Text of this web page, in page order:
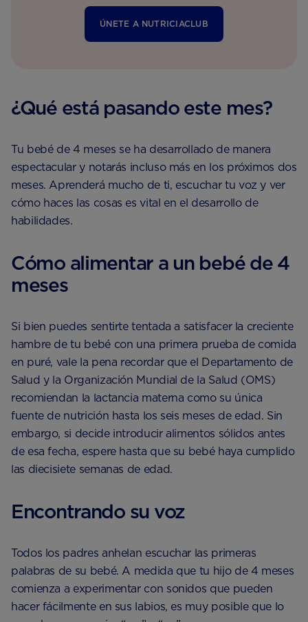
ÚNETE A NUTRICIACLUB
¿Qué está pasando este mes?
Tu bebé de 4 meses se ha desarrollado de manera
espectacular y notarás incluso más en los próximos dos
meses. Aprenderá mucho de ti, escuchar tu voz y ver
cómo haces las cosas es vital en el desarrollo de
habilidades.
Cómo alimentar a un bebé de 4
meses
Si bien puedes sentirte tentada a satisfacer la creciente
hambre de tu bebé con una primera prueba de comida
en puré, vale la pena recordar que el Departamento de
Salud y la Organización Mundial de la Salud (OMS)
recomiendan la lactancia materna como su única
fuente de nutrición hasta los seis meses de edad. Sin
embargo, si decide introducir alimentos sólidos antes
de esa fecha, espere hasta que su bebé haya cumplido
las diecisiete semanas de edad.
Encontrando su voz
Todos los padres anhelan escuchar las primeras
palabras de su bebé. A medida que tu hijo de 4 meses
comienza a experimentar con sonidos que pueden
hacer fácilmente en sus labios, es muy posible que lo